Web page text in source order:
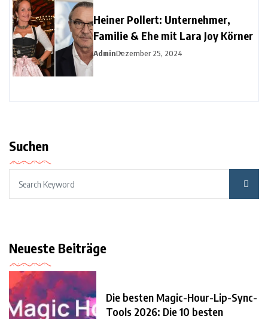
Heiner Pollert: Unternehmer,
Familie & Ehe mit Lara Joy Körner
AdminDezember 25, 2024
Suchen
Neueste Beiträge
Die besten Magic-Hour-Lip-Sync-
Tools 2026: Die 10 besten